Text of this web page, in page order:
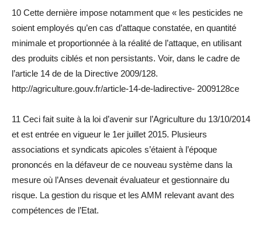
10 Cette dernière impose notamment que « les pesticides ne
soient employés qu’en cas d’attaque constatée, en quantité
minimale et proportionnée à la réalité de l’attaque, en utilisant
des produits ciblés et non persistants. Voir, dans le cadre de
l’article 14 de de la Directive 2009/128.
http://agriculture.gouv.fr/article-14-de-ladirective- 2009128ce
11 Ceci fait suite à la loi d’avenir sur l’Agriculture du 13/10/2014
et est entrée en vigueur le 1er juillet 2015. Plusieurs
associations et syndicats apicoles s’étaient à l’époque
prononcés en la défaveur de ce nouveau système dans la
mesure où l’Anses devenait évaluateur et gestionnaire du
risque. La gestion du risque et les AMM relevant avant des
compétences de l’Etat.